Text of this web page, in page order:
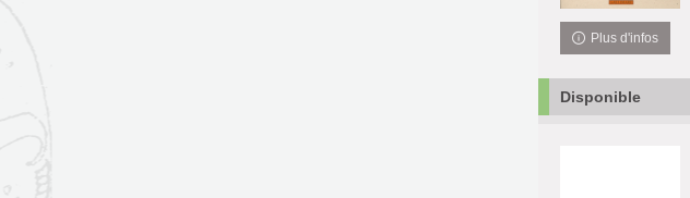
Plus d'infos
Disponible